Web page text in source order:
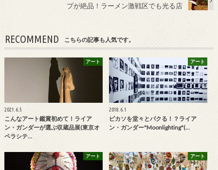
プが絶品！ラーメン激戦区でも光る店
RECOMMEND こちらの記事も人気です。
アート
2021.6.5
こんなアート鑑賞初めて！ライア
ン・ガンダーが選ぶ収蔵品展(東京オ
ペラシテ…
アート
2018.6.1
ピカソを堂々とパクる！？ライア
ン・ガンダー"Moonlighting"(…
アート アート